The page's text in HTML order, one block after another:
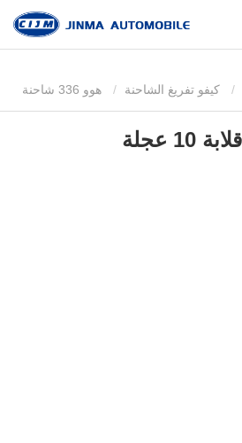
كيفو تفريغ الشاحنة هوو 336 شاحنة